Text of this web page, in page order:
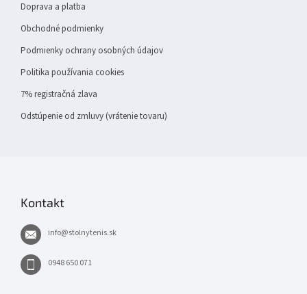
Doprava a platba
Obchodné podmienky
Podmienky ochrany osobných údajov
Politika používania cookies
7% registračná zlava
Odstúpenie od zmluvy (vrátenie tovaru)
Kontakt
info@stolnytenis.sk
0948 650 071